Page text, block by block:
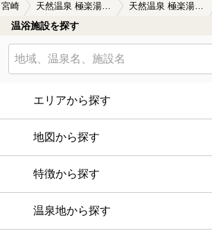
宮崎
温浴施設を探す
エリアから探す
地図から探す
特徴から探す
温泉地から探す